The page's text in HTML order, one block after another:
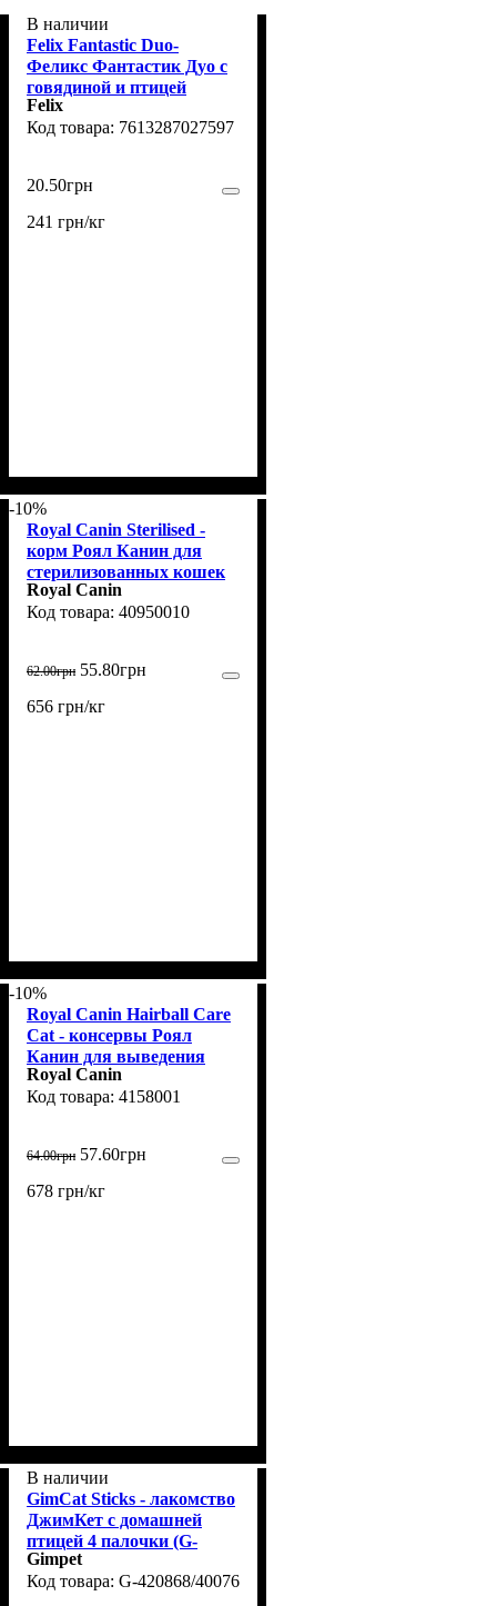
В наличии
Felix Fantastic Duo-
Феликс Фантастик Дуо с
говядиной и птицей
кусочки в желе 85 г
(7613287027597)
Felix
7613287027597
20.50грн
241 грн/кг
-10%
Royal Canin Sterilised -
корм Роял Канин для
стерилизованных кошек
85 г (40950010)
Royal Canin
40950010
62.00грн 55.80грн
656 грн/кг
-10%
Royal Canin Hairball Care
Cat - консервы Роял
Канин для выведения
шерсти 85 г (4158001)
Royal Canin
4158001
64.00грн 57.60грн
678 грн/кг
В наличии
GimCat Sticks - лакомство
ДжимКет с домашней
птицей 4 палочки (G-
420868/400761)
Gimpet
G-420868/400761